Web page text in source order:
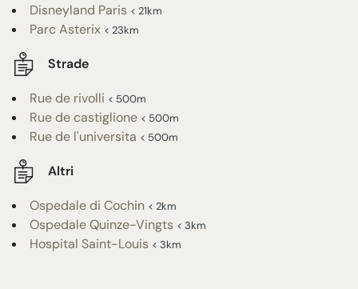
Disneyland Paris < 21km
Parc Asterix < 23km
Strade
Rue de rivolli < 500m
Rue de castiglione < 500m
Rue de l'universita < 500m
Altri
Ospedale di Cochin < 2km
Ospedale Quinze-Vingts < 3km
Hospital Saint-Louis < 3km